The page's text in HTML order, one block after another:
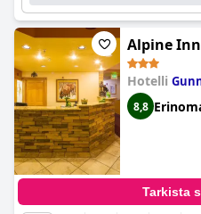
Alpine
Hotelli
8,8
Tarkista